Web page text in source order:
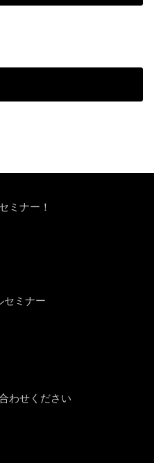
ミナー！
セミナー
わせください